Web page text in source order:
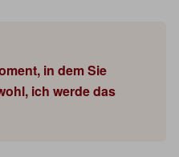
in dem Sie
ich werde das